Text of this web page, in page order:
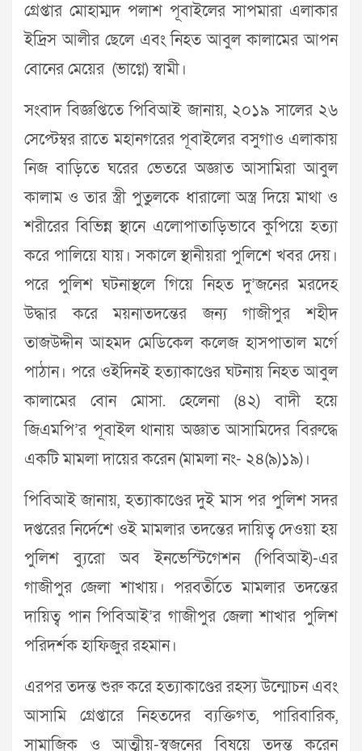
গ্রেপ্তার মোহাম্মদ পলাশ পূবাইলের সাপমারা এলাকার
ইদ্রিস আলীর ছেলে এবং নিহত আবুল কালামের আপন
বোনের মেয়ের (ভাগ্নে) স্বামী।
সংবাদ বিজ্ঞপ্তিতে পিবিআই জানায়, ২০১৯ সালের ২৬
সেপ্টেম্বর রাতে মহানগরের পূবাইলের বসুগাও এলাকায়
নিজ বাড়িতে ঘরের ভেতরে অজ্ঞাত আসামিরা আবুল
কালাম ও তার স্ত্রী পুতুলকে ধারালো অস্ত্র দিয়ে মাথা ও
শরীরের বিভিন্ন স্থানে এলোপাতাড়িভাবে কুপিয়ে হত্যা
করে পালিয়ে যায়। সকালে স্থানীয়রা পুলিশে খবর দেয়।
পরে পুলিশ ঘটনাস্থলে গিয়ে নিহত দু’জনের মরদেহ
উদ্ধার করে ময়নাতদন্তের জন্য গাজীপুর শহীদ
তাজউদ্দীন আহমদ মেডিকেল কলেজ হাসপাতাল মর্গে
পাঠান। পরে ওইদিনই হত্যাকাণ্ডের ঘটনায় নিহত আবুল
কালামের বোন মোসা. হেলেনা (৪২) বাদী হয়ে
জিএমপি’র পূবাইল থানায় অজ্ঞাত আসামিদের বিরুদ্ধে
একটি মামলা দায়ের করেন (মামলা নং- ২৪(৯)১৯)।
পিবিআই জানায়, হত্যাকাণ্ডের দুই মাস পর পুলিশ সদর
দপ্তরের নির্দেশে ওই মামলার তদন্তের দায়িত্ব দেওয়া হয়
পুলিশ ব্যুরো অব ইনভেস্টিগেশন (পিবিআই)-এর
গাজীপুর জেলা শাখায়। পরবর্তীতে মামলার তদন্তের
দায়িত্ব পান পিবিআই’র গাজীপুর জেলা শাখার পুলিশ
পরিদর্শক হাফিজুর রহমান।
এরপর তদন্ত শুরু করে হত্যাকাণ্ডের রহস্য উন্মোচন এবং
আসামি গ্রেপ্তারে নিহতদের ব‍্যক্তিগত, পারিবারিক,
সামাজিক ও আত্মীয়-স্বজনের বিষয়ে তদন্ত করেন